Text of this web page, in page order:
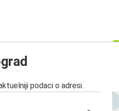
podaci o adresi.